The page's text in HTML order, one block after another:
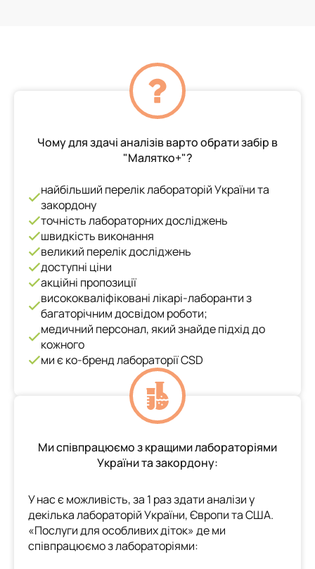
Чому для здачі аналізів варто обрати забір в
"Малятко+"?
найбільший перелік лабораторій України та
закордону
точність лабораторних досліджень
швидкість виконання
великий перелік досліджень
доступні ціни
акційні пропозиції
висококваліфіковані лікарі-лаборанти з
багаторічним досвідом роботи;
медичний персонал, який знайде підхід до
кожного
ми є ко-бренд лабораторії CSD
Ми співпрацюємо з кращими лабораторіями
України та закордону:
У нас є можливість, за 1 раз здати аналізи у
декілька лабораторій України, Європи та США.
«Послуги для особливих діток» де ми
співпрацюємо з лабораторіями: